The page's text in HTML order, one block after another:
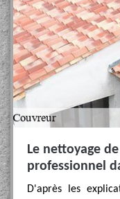
Le nettoyage
professionnel
D'après les